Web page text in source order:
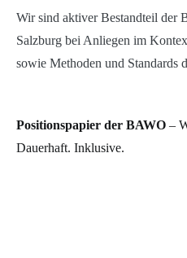
Wir sind aktiver Bestandteil der
Salzburg bei Anliegen im
sowie Methoden und Standards
Positionspapier der BAWO –
Dauerhaft. Inklusive.